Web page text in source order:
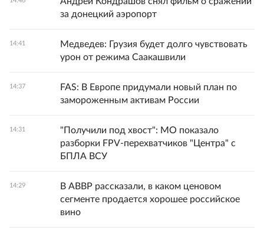
за донецкий аэропорт
14:41
Медведев: Грузия будет долго чувствовать
урон от режима Саакашвили
14:37
FAS: В Европе придумали новый план по
замороженным активам России
14:31
"Получили под хвост": МО показало
разборки FPV-перехватчиков "Центра" с
БПЛА ВСУ
14:29
В АВВР рассказали, в каком ценовом
сегменте продается хорошее российское
вино